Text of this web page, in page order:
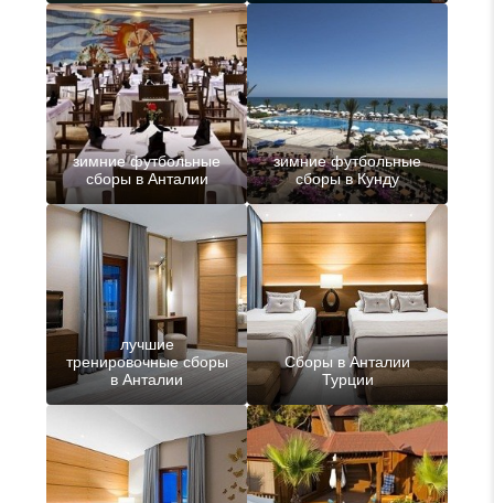
зимние футбольные
сборы в Анталии
зимние футбольные
сборы в Кунду
лучшие
тренировочные сборы
в Анталии
Сборы в Анталии
Турции